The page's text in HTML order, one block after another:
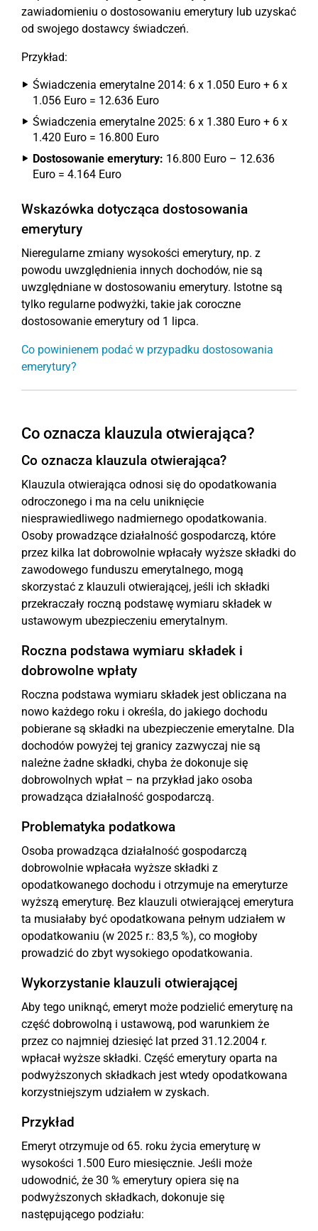
zawiadomieniu o dostosowaniu emerytury lub uzyskać
od swojego dostawcy świadczeń.
Przykład:
Świadczenia emerytalne 2014: 6 x 1.050 Euro + 6 x
1.056 Euro = 12.636 Euro
Świadczenia emerytalne 2025: 6 x 1.380 Euro + 6 x
1.420 Euro = 16.800 Euro
Dostosowanie emerytury: 16.800 Euro – 12.636
Euro = 4.164 Euro
Wskazówka dotycząca dostosowania
emerytury
Nieregularne zmiany wysokości emerytury, np. z
powodu uwzględnienia innych dochodów, nie są
uwzględniane w dostosowaniu emerytury. Istotne są
tylko regularne podwyżki, takie jak coroczne
dostosowanie emerytury od 1 lipca.
Co powinienem podać w przypadku dostosowania
emerytury?
Co oznacza klauzula otwierająca?
Co oznacza klauzula otwierająca?
Klauzula otwierająca odnosi się do opodatkowania
odroczonego i ma na celu uniknięcie
niesprawiedliwego nadmiernego opodatkowania.
Osoby prowadzące działalność gospodarczą, które
przez kilka lat dobrowolnie wpłacały wyższe składki do
zawodowego funduszu emerytalnego, mogą
skorzystać z klauzuli otwierającej, jeśli ich składki
przekraczały roczną podstawę wymiaru składek w
ustawowym ubezpieczeniu emerytalnym.
Roczna podstawa wymiaru składek i
dobrowolne wpłaty
Roczna podstawa wymiaru składek jest obliczana na
nowo każdego roku i określa, do jakiego dochodu
pobierane są składki na ubezpieczenie emerytalne. Dla
dochodów powyżej tej granicy zazwyczaj nie są
należne żadne składki, chyba że dokonuje się
dobrowolnych wpłat – na przykład jako osoba
prowadząca działalność gospodarczą.
Problematyka podatkowa
Osoba prowadząca działalność gospodarczą
dobrowolnie wpłacała wyższe składki z
opodatkowanego dochodu i otrzymuje na emeryturze
wyższą emeryturę. Bez klauzuli otwierającej emerytura
ta musiałaby być opodatkowana pełnym udziałem w
opodatkowaniu (w 2025 r.: 83,5 %), co mogłoby
prowadzić do zbyt wysokiego opodatkowania.
Wykorzystanie klauzuli otwierającej
Aby tego uniknąć, emeryt może podzielić emeryturę na
część dobrowolną i ustawową, pod warunkiem że
przez co najmniej dziesięć lat przed 31.12.2004 r.
wpłacał wyższe składki. Część emerytury oparta na
podwyższonych składkach jest wtedy opodatkowana
korzystniejszym udziałem w zyskach.
Przykład
Emeryt otrzymuje od 65. roku życia emeryturę w
wysokości 1.500 Euro miesięcznie. Jeśli może
udowodnić, że 30 % emerytury opiera się na
podwyższonych składkach, dokonuje się
następującego podziału: